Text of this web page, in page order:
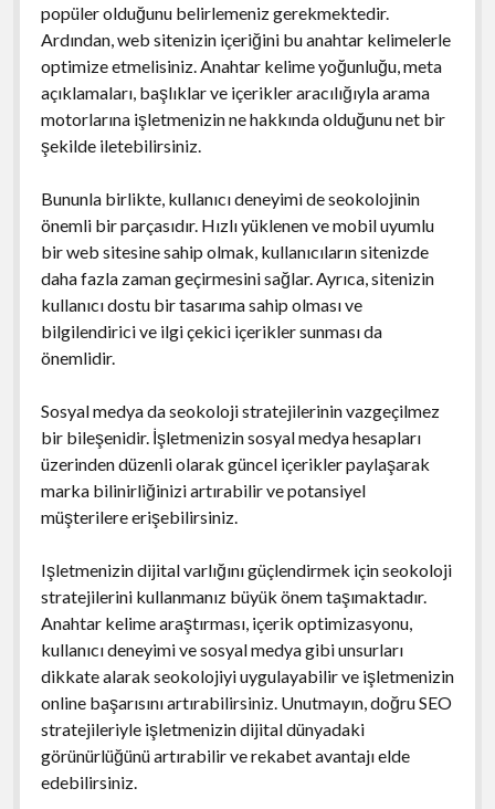
popüler olduğunu belirlemeniz gerekmektedir.
Ardından, web sitenizin içeriğini bu anahtar kelimelerle
optimize etmelisiniz. Anahtar kelime yoğunluğu, meta
açıklamaları, başlıklar ve içerikler aracılığıyla arama
motorlarına işletmenizin ne hakkında olduğunu net bir
şekilde iletebilirsiniz.
Bununla birlikte, kullanıcı deneyimi de seokolojinin
önemli bir parçasıdır. Hızlı yüklenen ve mobil uyumlu
bir web sitesine sahip olmak, kullanıcıların sitenizde
daha fazla zaman geçirmesini sağlar. Ayrıca, sitenizin
kullanıcı dostu bir tasarıma sahip olması ve
bilgilendirici ve ilgi çekici içerikler sunması da
önemlidir.
Sosyal medya da seokoloji stratejilerinin vazgeçilmez
bir bileşenidir. İşletmenizin sosyal medya hesapları
üzerinden düzenli olarak güncel içerikler paylaşarak
marka bilinirliğinizi artırabilir ve potansiyel
müşterilere erişebilirsiniz.
Işletmenizin dijital varlığını güçlendirmek için seokoloji
stratejilerini kullanmanız büyük önem taşımaktadır.
Anahtar kelime araştırması, içerik optimizasyonu,
kullanıcı deneyimi ve sosyal medya gibi unsurları
dikkate alarak seokolojiyi uygulayabilir ve işletmenizin
online başarısını artırabilirsiniz. Unutmayın, doğru SEO
stratejileriyle işletmenizin dijital dünyadaki
görünürlüğünü artırabilir ve rekabet avantajı elde
edebilirsiniz.